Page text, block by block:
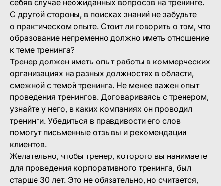
себяв случае неожиданных вопросов на тренинге.
С другой стороны, в поисках знаний не забудьте
о практическом опыте. Стоит ли говорить о том, что
образование непременно должно иметь отношение
к теме тренинга?
Тренер должен иметь опыт работы в коммерческих
организациях на разных должностях в области,
смежной с темой тренинга. Не менее важен опыт
проведения тренингов. Договариваясь с тренером,
узнайте у него, в каких компаниях он проводил
тренинги. Убедиться в правдивости его слов
помогут письменные отзывы и рекомендации
клиентов.
Желательно, чтобы тренер, которого вы нанимаете
для проведения корпоративного тренинга, был
старше 30 лет. Это не обязательно, но считается,